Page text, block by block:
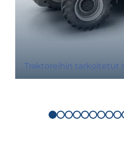
Traktoreihin tarkoitetut